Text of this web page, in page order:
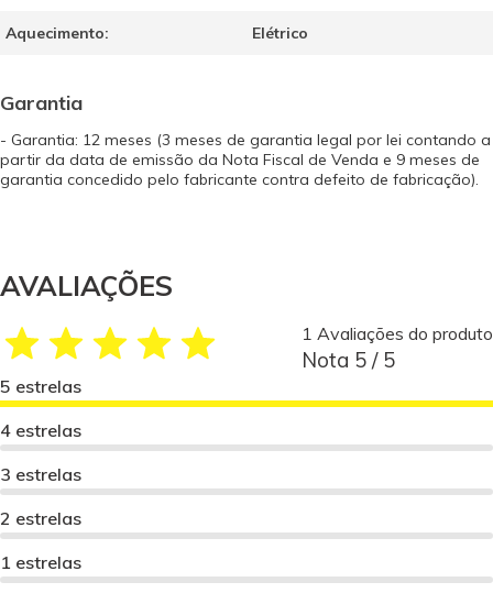
Aquecimento: Elétrico
Garantia
- Garantia: 12 meses (3 meses de garantia legal por lei contando a
partir da data de emissão da Nota Fiscal de Venda e 9 meses de
garantia concedido pelo fabricante contra defeito de fabricação).
AVALIAÇÕES
1 Avaliações do produto
Nota 5 / 5
5 estrelas
4 estrelas
3 estrelas
2 estrelas
1 estrelas